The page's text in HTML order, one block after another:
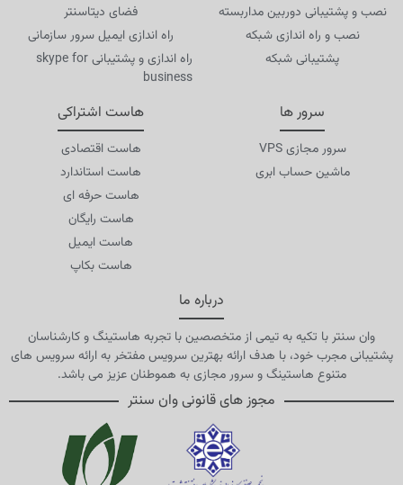
درباره ما
وان سنتر با تکیه به تیمی از متخصصین با تجربه هاستینگ و کارشناسان
پشتیبانی مجرب خود، با هدف ارائه بهترین سرویس مفتخر به ارائه سرویس های
متنوع هاستینگ و سرور مجازی به هموطنان عزیز می باشد.
هاست اشتراکی
هاست اقتصادی
هاست استاندارد
هاست حرفه ای
هاست رایگان
هاست ایمیل
هاست بکاپ
سرور ها
سرور مجازی VPS
ماشین حساب ابری
فضای دیتاسنتر
راه اندازی ایمیل سرور سازمانی
راه اندازی و پشتیبانی skype for
business
نصب و پشتیبانی دوربین مداربسته
نصب و راه اندازی شبکه
پشتیبانی شبکه
مجوز های قانونی وان سنتر